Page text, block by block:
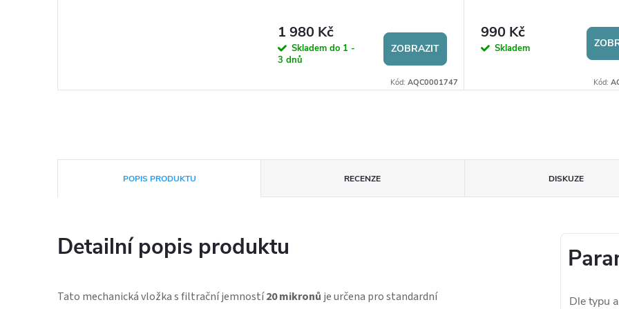
POPIS PRODUKTU RECENZE DISKUZE
Detailní popis produktu
Tato mechanická vložka s filtrační jemností20 mikronů je určena pro standardní
Dle typu
1 980 Kč
Skladem do 1 -
3 dnů
ZOBRAZIT
Kód: AQC0001747
990 Kč
Skladem
Kód: